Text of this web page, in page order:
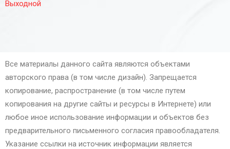
Выходной
Все материалы данного сайта являются объектами
авторского права (в том числе дизайн). Запрещается
копирование, распространение (в том числе путем
копирования на другие сайты и ресурсы в Интернете) или
любое иное использование информации и объектов без
предварительного письменного согласия правообладателя.
Указание ссылки на источник информации является